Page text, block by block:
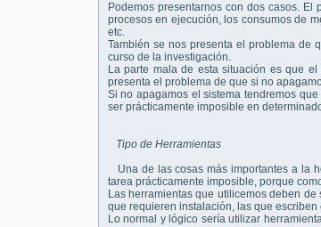
Podemos presentarnos con dos casos.
procesos en ejecución, los consumos de
etc.
También se nos presenta el problema de
curso de la investigación.
La parte mala de esta situación es que
presenta el problema de que si no
Si no apagamos el sistema tendremos
ser prácticamente imposible en
Tipo de Herramientas
Una de las cosas más importantes a la
tarea prácticamente imposible, porque
Las herramientas que utilicemos deben
que requieren instalación, las que escriben
Lo normal y lógico sería utilizar